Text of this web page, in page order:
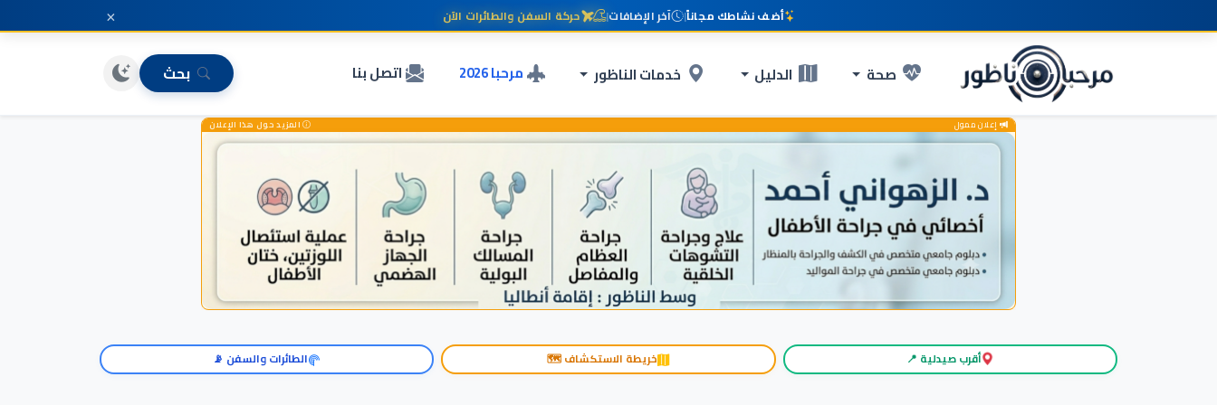
أضف نشاطك مجاناً| آخر الإضافات| حركة السفن والطائرات الآن ×
صحة الدليل خدمات الناظور مرحبا 2026 اتصل بنا بحث
إعلان ممول المزيد حول هذا الإعلان
أقرب صيدلية 📍 خريطة الاستكشاف 🗺️ الطائرات والسفن 📡